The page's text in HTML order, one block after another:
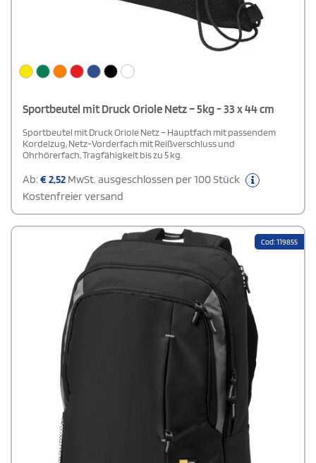
Sportbeutel mit Druck Oriole Netz – 5kg - 33 x 44 cm
Sportbeutel mit Druck Oriole Netz – Hauptfach mit passendem
Kordelzug, Netz-Vorderfach mit Reißverschluss und
Ohrhörerfach, Tragfähigkeit bis zu 5 kg.
Ab:€2,52 MwSt. ausgeschlossen per 100 Stück
Kostenfreier versand
Cod: 119855